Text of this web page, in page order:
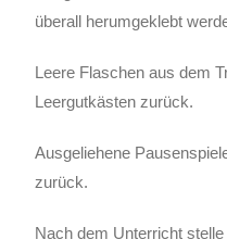
überall herumgeklebt
Leere Flaschen aus dem
Leergutkästen zurück.
Ausgeliehene
zurück.
Nach dem Unterricht